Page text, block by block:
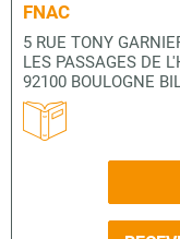
FNAC
5 RUE TONY
LES PASSAGES DE
92100 BOULOGNE